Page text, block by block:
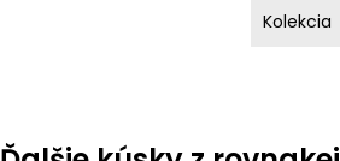
Kolekcia